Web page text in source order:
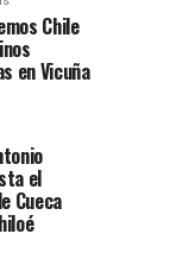
Chile
en Vicuña
el
Cueca